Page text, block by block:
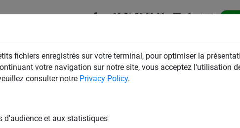
fichiers enregistrés sur votre terminal, pour optimiser la
votre navigation sur notre site, vous acceptez l'utilisation
consulter notre Privacy Policy.
d'audience et aux statistiques
+32 51 58 23 20 Contact
D'INDUSTRIE FILETS DE MAISON & JARDIN FILETS DE